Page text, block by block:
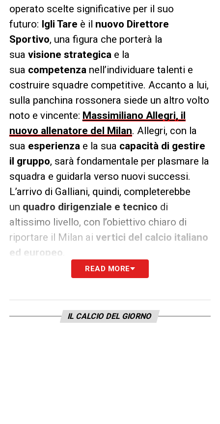
operato scelte significative per il suo
futuro: Igli Tare è il nuovo Direttore
Sportivo, una figura che porterà la
sua visione strategica e la
sua competenza nell’individuare talenti e
costruire squadre competitive. Accanto a lui,
sulla panchina rossonera siede un altro volto
noto e vincente: Massimiliano Allegri, il
nuovo allenatore del Milan. Allegri, con la
sua esperienza e la sua capacità di gestire
il gruppo, sarà fondamentale per plasmare la
squadra e guidarla verso nuovi successi.
L’arrivo di Galliani, quindi, completerebbe
un quadro dirigenziale e tecnico di
altissimo livello, con l’obiettivo chiaro di
riportare il Milan ai vertici del calcio italiano
ed europeo
tra Galliani, Tare e Allegri sarà
costruzione tecnica della squadra
Allegri della suagestione in campo
READ MORE
IL CALCIO DEL GIORNO